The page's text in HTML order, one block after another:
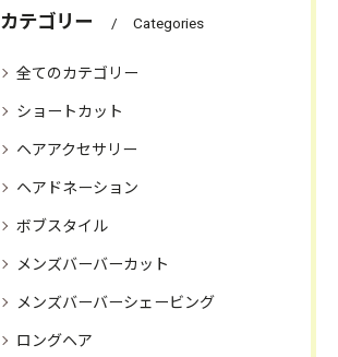
カテゴリー Categories
全てのカテゴリー
ショートカット
ヘアアクセサリー
ヘアドネーション
ボブスタイル
メンズバーバーカット
メンズバーバーシェービング
ロングヘア